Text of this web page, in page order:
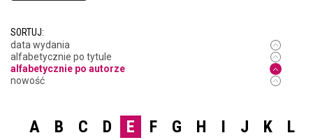
SORTUJ:
data wydania
alfabetycznie po tytule
alfabetycznie po autorze
nowość
A B C D E F G H I J K
L